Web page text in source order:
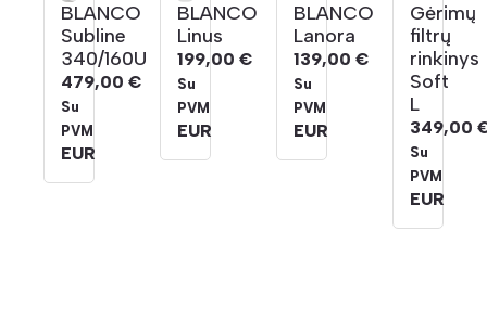
BLANCO
Subline
340/160U
479,00 €
Su
PVM
EUR
BLANCO
Linus
199,00 €
Su
PVM
EUR
BLANCO
Lanora
139,00 €
Su
PVM
EUR
Gėrimų
filtrų
rinkinys
Soft
L
349,00
Su
PVM
EUR